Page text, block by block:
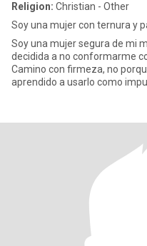
Religion: Christian - Other
Soy una mujer con ternura y
Soy una mujer segura de mi
decidida a no conformarme
Camino con firmeza, no
aprendido a usarlo como